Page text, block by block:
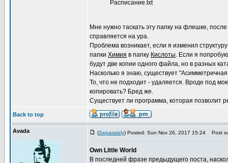
Расписание.txt
Мне нужно таскать эту папку на флешке,
справляется на ура.
Проблема возникает, если я изменил
папки Химия в папку Кислоты. Если я
будут две копии одного файла, но в разных
Насколько я знаю, существует
То, что не подходит - удаляется. Вроде под
копировать? Бред же.
Существует ли программа, которая позволит
Back to top
Avada (Separately) Posted: Sun Nov 26, 2017 15:24 Post
Own Little World
В последней фразе предыдущего поста,